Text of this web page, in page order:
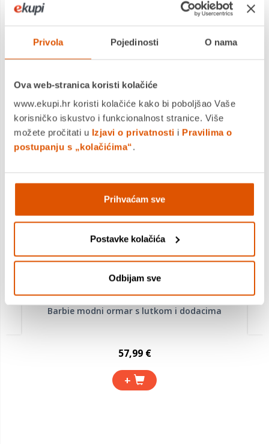
Privola Pojedinosti O nama
Ova web-stranica koristi kolačiće
www.ekupi.hr koristi kolačiće kako bi poboljšao Vaše
korisničko iskustvo i funkcionalnost stranice. Više
možete pročitati u Izjavi o privatnosti i Pravilima o
postupanju s „kolačićima“.
Prihvaćam sve
Postavke kolačića
Odbijam sve
KUPITE ODMAH
Usporedite proizvod
Barbie modni ormar s lutkom i dodacima
57,99 €
+